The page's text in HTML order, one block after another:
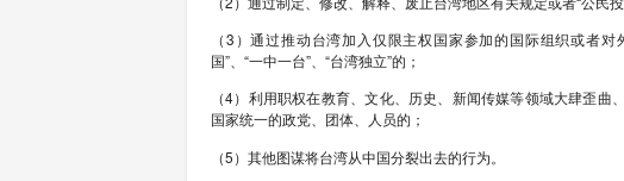
关于依法惩治“台独”顽固分子
为依法惩治“台独”顽固分子分
民共和国刑法》、《中华人民
一、总体要求